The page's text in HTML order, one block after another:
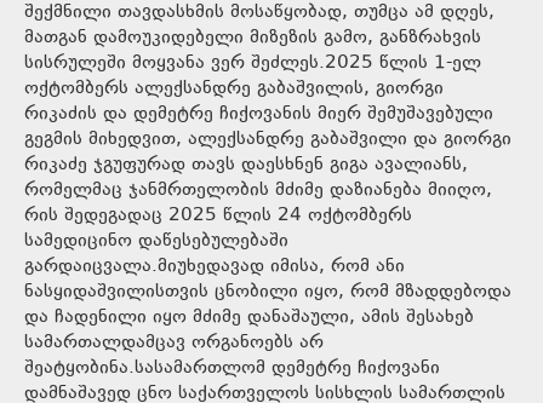
შექმნილი თავდასხმის მოსაწყობად, თუმცა ამ დღეს,
მათგან დამოუკიდებელი მიზეზის გამო, განზრახვის
სისრულეში მოყვანა ვერ შეძლეს.2025 წლის 1-ელ
ოქტომბერს ალექსანდრე გაბაშვილის, გიორგი
რიკაძის და დემეტრე ჩიქოვანის მიერ შემუშავებული
გეგმის მიხედვით, ალექსანდრე გაბაშვილი და გიორგი
რიკაძე ჯგუფურად თავს დაესხნენ გიგა ავალიანს,
რომელმაც ჯანმრთელობის მძიმე დაზიანება მიიღო,
რის შედეგადაც 2025 წლის 24 ოქტომბერს
სამედიცინო დაწესებულებაში
გარდაიცვალა.მიუხედავად იმისა, რომ ანი
ნასყიდაშვილისთვის ცნობილი იყო, რომ მზადდებოდა
და ჩადენილი იყო მძიმე დანაშაული, ამის შესახებ
სამართალდამცავ ორგანოებს არ
შეატყობინა.სასამართლომ დემეტრე ჩიქოვანი
დამნაშავედ ცნო საქართველოს სისხლის სამართლის